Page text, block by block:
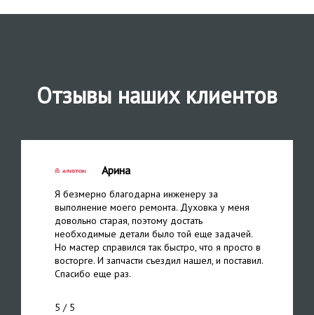
Отзывы наших клиентов
Арина
Я безмерно благодарна инженеру за
выполнение моего ремонта. Духовка у меня
довольно старая, поэтому достать
необходимые детали было той еще задачей.
Но мастер справился так быстро, что я просто в
восторге. И запчасти съездил нашел, и поставил.
Спасибо еще раз.
5 / 5